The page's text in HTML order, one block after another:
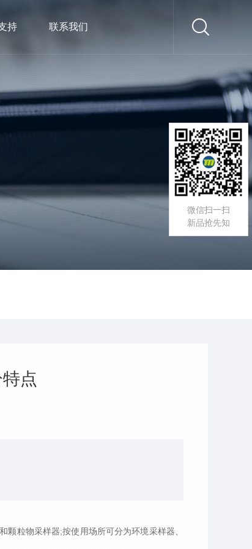
持 联系我们
点
粒物采样器;按使用场所可分为环境采样器、
微信扫一扫
新品抢先知